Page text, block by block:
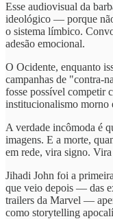
Esse audiovisual da
ideológico — porque
o sistema límbico.
adesão emocional.
O Ocidente, enquanto
campanhas de "contra-
fosse possível competir
institucionalismo morno
A verdade incômoda é
imagens. E a morte,
em rede, vira signo.
Jihadi John foi a
que veio depois — das
trailers da Marvel —
como storytelling